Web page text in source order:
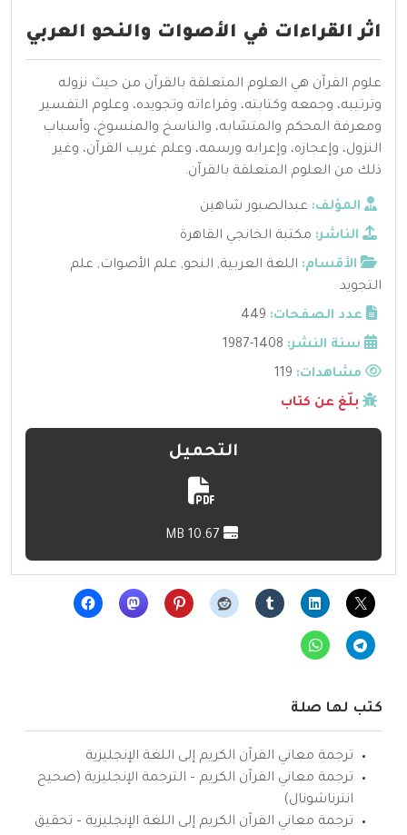
اثر القراءات في الأصوات والنحو العربي
علوم القرآن هي العلوم المتعلقة بالقرآن من حيث نزوله
وترتيبه، وجمعه وكتابته، وقراءاته وتجويده، وعلوم التفسير
ومعرفة المحكم والمتشابه، والناسخ والمنسوخ، وأسباب
النزول، وإعجازه، وإعرابه ورسمه، وعلم غريب القرآن، وغير
ذلك من العلوم المتعلقة بالقرآن.
المؤلف: عبدالصبور شاهين
الناشر: مكتبة الخانجي القاهرة
الأقسام: اللغة العربية, النحو, علم الأصوات, علم
التجويد
عدد الصفحات: 449
سنة النشر: 1408-1987
مشاهدات:
بلّغ عن كتاب
التحميل
كتب لها صلة
ترجمة معاني القرآن الكريم إلى اللغة الإنجليزية
ترجمة معاني القرآن الكريم – الترجمة الإنجليزية (صحيح
انترناشونال)
ترجمة معاني القرآن الكريم إلى اللغة الإنجليزية – تحقيق